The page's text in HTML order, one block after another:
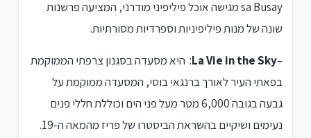
sa Busay מגישה אוכל פיליפיני מודרני, המציעה פרשנות
שונה של מנות פיליפיניות וספרדיות מסורתיות.
–
La Vie in the Sky: היא מסעדה בסגנון צרפתי הממוקמת
בפאתי העיר לאורך ברנגאי בוסי, המסעדה ממוקמת על
גבעה בגובה 6,000 מטר מעל פני הים וכוללת חללי פנים
נעימים ושיקיים בהשראת הביסטרו של פריז מהמאה ה-19.